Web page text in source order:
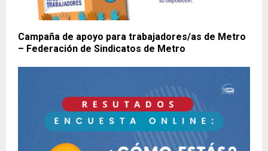
Campaña de apoyo para trabajadores/as de Metro
– Federación de Sindicatos de Metro